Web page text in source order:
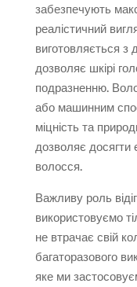
забезпечують
реалістичний
виготовляється з
дозволяє шкірі
подразненню.
або машинним
міцність та
дозволяє досягти
волосся.
Важливу роль
використовуємо
не втрачає свій
багаторазового
яке ми